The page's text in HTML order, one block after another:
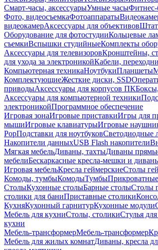
Смарт-часы, аксессуарыУмные часыФитнес-
Фото, видеосъемкаФотоаппараты
видеокамерАксессуары для объективов
Оборудование для фотостудииКольцевые
съемкиВспышки студийныеКомплекты
Аксессуары для телевизоровКронштейны,
для ухода за электроникойКабели,
Компьютерная техникаНоутбукиПланшеты
КомплектующиеЖесткие диски, SSD
приводыАксессуары для корпусов ПК
Аксессуары для компьютерной техники
электроникойПрограммное обеспечение
Игровая зонаИгровые приставкиИгры для
мышиИгровые клавиатурыИгровые
PopПодставки для ноутбуковСветодиодные
Накопители данныхUSB Flash накопители
Мягкая мебельДиваны, тахтыДиваны
мебелиБескаркасные кресла-мешки и
Игровая мебельКресла геймерскиеСтолы
Комоды, тумбыКомодыТумбы
СтолыКухонные столыБарные столыСтолы
столики для баниПриставные столики
КухняКухонный гарнитурКухонные модули
Мебель для кухниСтолы, столикиСтулья
кухни
Мебель-трансформерМебель-трансформер
Мебель для жилых комнатДиваны, кресла